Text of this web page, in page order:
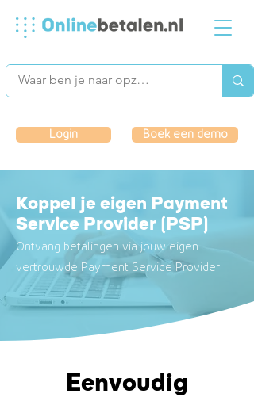
Login Boek een demo
Koppel je eigen Payment
Service Provider (PSP)
Ontvang betalingen via jouw eigen
vertrouwde Payment Service Provider
Eenvoudig